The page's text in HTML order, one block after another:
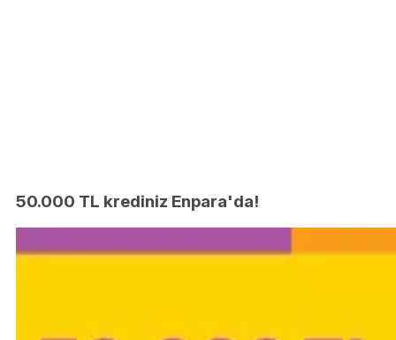
50.000 TL krediniz Enpara'da!